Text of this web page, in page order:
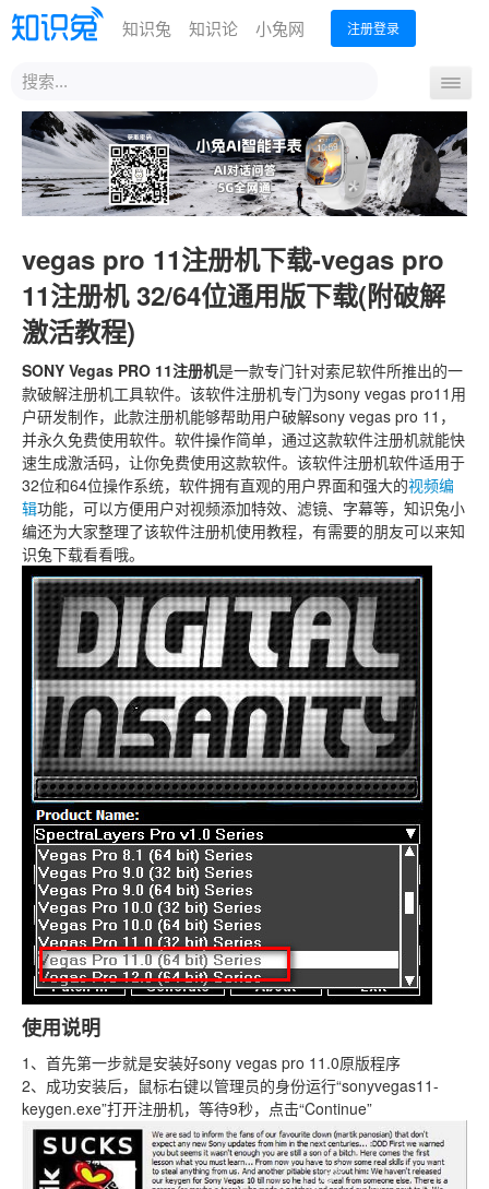
知识兔 知识论 小兔网 注册登录
站
内
索
导
航
开
关
首页
vegas pro 11注册机下载-vegas pro
11注册机 32/64位通用版下载(附破解
激活教程)
SONY Vegas PRO 11注册机是一款专门针对索尼软件所推出的一
款破解注册机工具软件。该软件注册机专门为sony vegas pro11用
户研发制作，此款注册机能够帮助用户破解sony vegas pro 11，
并永久免费使用软件。软件操作简单，通过这款软件注册机就能快
速生成激活码，让你免费使用这款软件。该软件注册机软件适用于
32位和64位操作系统，软件拥有直观的用户界面和强大的视频编
辑功能，可以方便用户对视频添加特效、滤镜、字幕等，知识兔小
编还为大家整理了该软件注册机使用教程，有需要的朋友可以来知
识兔下载看看哦。
使用说明
1、首先第一步就是安装好sony vegas pro 11.0原版程序
2、成功安装后，鼠标右键以管理员的身份运行“sonyvegas11-
keygen.exe”打开注册机，等待9秒，点击“Continue”